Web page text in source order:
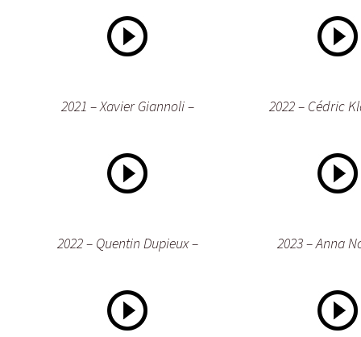
2021 – Xavier Giannoli – 2022 – Cédric
2022 – Quentin Dupieux – 2023 – Anna